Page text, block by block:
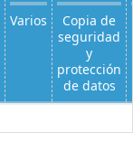
Varios
Copia de
seguridad
y
protección
de datos